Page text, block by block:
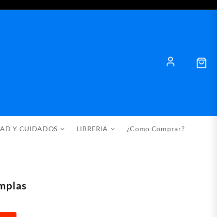
Y CUIDADOS LIBRERIA ¿Como Comprar?